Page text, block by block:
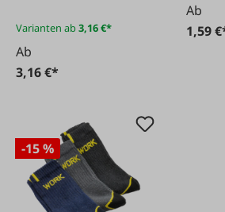
Varianten ab3,16 €*
Ab
3,16 €*
Ab
1,59
-15 %